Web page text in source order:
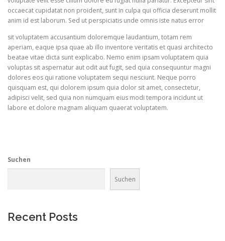
occaecat cupidatat non proident, sunt in culpa qui officia deserunt mollit
anim id est laborum. Sed ut perspiciatis unde omnis iste natus error
sit voluptatem accusantium doloremque laudantium, totam rem
aperiam, eaque ipsa quae ab illo inventore veritatis et quasi architecto
beatae vitae dicta sunt explicabo. Nemo enim ipsam voluptatem quia
voluptas sit aspernatur aut odit aut fugit, sed quia consequuntur magni
dolores eos qui ratione voluptatem sequi nesciunt. Neque porro
quisquam est, qui dolorem ipsum quia dolor sit amet, consectetur,
adipisci velit, sed quia non numquam eius modi tempora incidunt ut
labore et dolore magnam aliquam quaerat voluptatem.
Suchen
Suchen
Recent Posts